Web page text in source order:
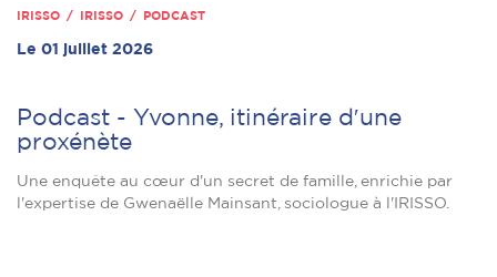
IRISSO / IRISSO / PODCAST
Le 01 juillet 2026
Podcast - Yvonne, itinéraire dʹune
proxénète
Une enquête au cœur d'un secret de famille, enrichie par
l'expertise de Gwenaëlle Mainsant, sociologue à l'IRISSO.